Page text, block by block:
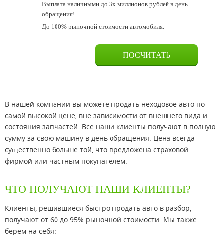
Выплата наличными до 3х миллионов рублей в день
обращения!
До 100% рыночной стоимости автомобиля.
В нашей компании вы можете продать неходовое авто по
самой высокой цене, вне зависимости от внешнего вида и
состояния запчастей. Все наши клиенты получают в полную
сумму за свою машину в день обращения. Цена всегда
существенно больше той, что предложена страховой
фирмой или частным покупателем.
ЧТО ПОЛУЧАЮТ НАШИ КЛИЕНТЫ?
Клиенты, решившиеся быстро продать авто в разбор,
получают от 60 до 95% рыночной стоимости. Мы также
берем на себя: